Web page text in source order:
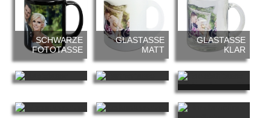
SCHWARZE
FOTOTASSE
GLASTASSE
MATT
GLASTASSE
KLAR
MAGICTASSE
FÜR
VERLIEBTE
EDELSTAHLTASSE
MIT
KARABINERGRIFF